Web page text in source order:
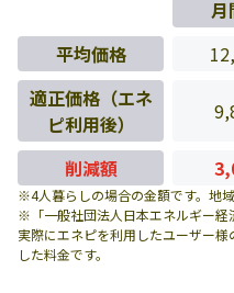
月
平均価格
適正価格（エネ
ピ利用後）
削減額
※4人暮らしの場合の金額です。地
※「一般社団法人日本エネルギー経
実際にエネピを利用したユーザー
した料金です。